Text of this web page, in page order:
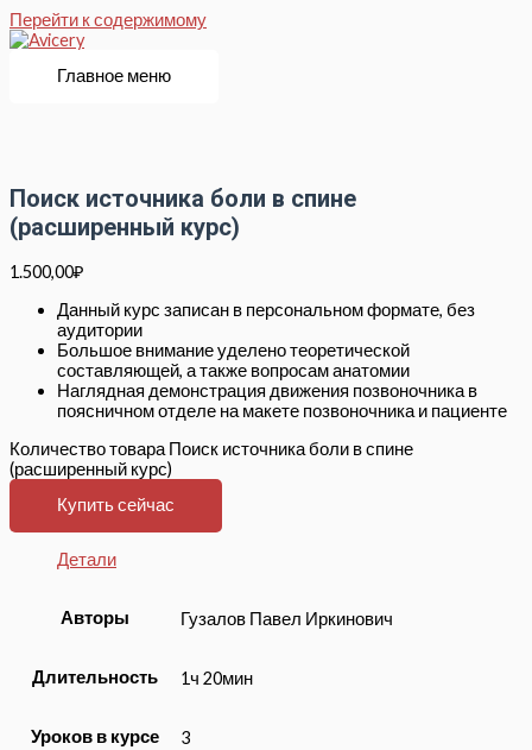
Перейти к содержимому
Главное меню
Поиск источника боли в спине
(расширенный курс)
1.500,00₽
Данный курс записан в персональном формате, без
аудитории
Большое внимание уделено теоретической
составляющей, а также вопросам анатомии
Наглядная демонстрация движения позвоночника в
поясничном отделе на макете позвоночника и пациенте
Количество товара Поиск источника боли в спине
(расширенный курс)
Купить сейчас
Детали
Авторы Гузалов Павел Иркинович
Длительность 1ч 20мин
Уроков в курсе 3